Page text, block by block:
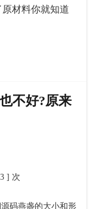
不好?原来
] 次
码燕盏的大小和形